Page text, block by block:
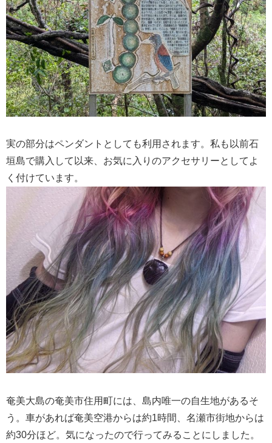
実の部分はペンダントとしても利用されます。私も以前石
垣島で購入して以来、お気に入りのアクセサリーとしてよ
く付けています。
奄美大島の奄美市住用町には、島内唯一の自生地があるそ
う。車があれば奄美空港からは約1時間、名瀬市街地からは
約30分ほど。気になったので行ってみることにしました。